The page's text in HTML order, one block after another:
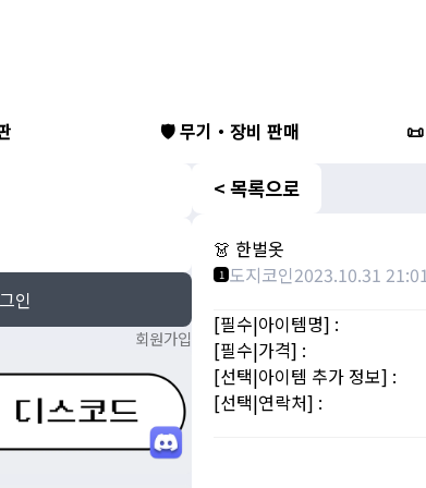
🛡️ 무기・장비 판매
인
회원가입
< 목록으로
👗 한벌옷
1 도지코인2023.10.31
[필수|아이템명] :
[필수|가격] :
[선택|아이템 추가 정보] :
[선택|연락처] :